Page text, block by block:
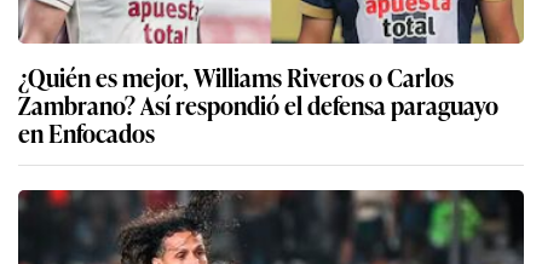
¿Quién es mejor, Williams Riveros o Carlos
Zambrano? Así respondió el defensa paraguayo
en Enfocados